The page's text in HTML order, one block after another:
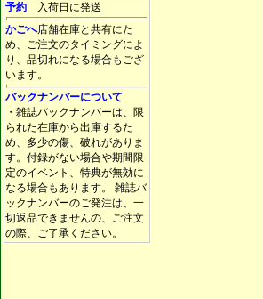
予約 入荷日に発送
かごへ店舗在庫と共有にた
め、ご注文のタイミングによ
り、品切れになる場合もござ
います。
バックナンバーについて
・雑誌バックナンバーは、限
られた在庫から出庫するた
め、多少の傷、破れがありま
す。付録がない場合や期間限
定のイベント、特典が無効に
なる場合もあります。 雑誌バ
ックナンバーのご発注は、一
切返品できませんの、ご注文
の際、ご了承ください。